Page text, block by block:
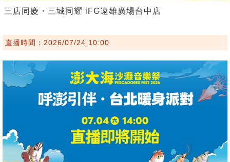
三店同慶・三城同耀 iFG遠雄廣場台中店
直播時間：2026/07/24 10:00